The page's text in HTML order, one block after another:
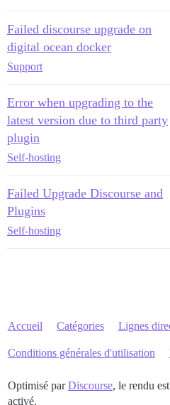
Failed discourse upgrade on
digital ocean docker
Support
Error when upgrading to the
latest version due to third party
plugin
Self-hosting
Failed Upgrade Discourse and
Plugins
Self-hosting
Accueil Catégories Lignes
Conditions générales d'utilisation
Optimisé parDiscourse, le rendu
activé.